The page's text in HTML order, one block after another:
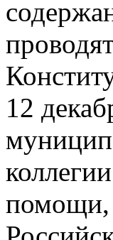
12
помощи,